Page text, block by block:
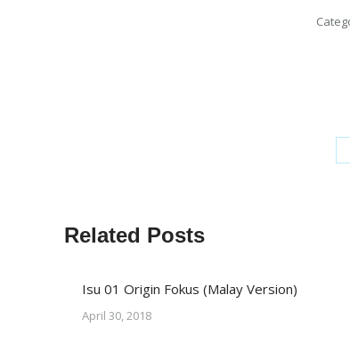
Related Posts
Isu 01 Origin Fokus (Malay Version)
April 30, 2018